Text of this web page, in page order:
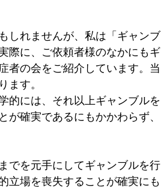
しれませんが、私は「ギャンブ
際に、ご依頼者様のなかにもギ
者の会をご紹介しています。当
ます。
的には、それ以上ギャンブルを
確実であるにもかかわらず、
でを元手にしてギャンブルを行
立場を喪失することが確実にも